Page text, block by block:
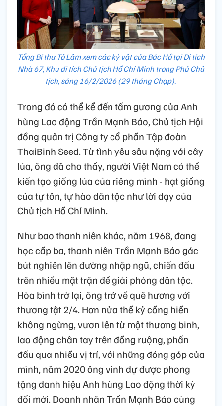
Tổng Bí thư Tô Lâm xem các kỷ vật của Bác Hồ tại Di tích
Nhà 67, Khu di tích Chủ tịch Hồ Chí Minh trong Phủ Chủ
tịch, sáng 16/2/2026 (29 tháng Chạp).
Trong đó có thể kể đến tấm gương của Anh
hùng Lao động Trần Mạnh Báo, Chủ tịch Hội
đồng quản trị Công ty cổ phần Tập đoàn
ThaiBinh Seed. Từ tình yêu sâu nặng với cây
lúa, ông đã cho thấy, người Việt Nam có thể
kiến tạo giống lúa của riêng mình - hạt giống
của tự tôn, tự hào dân tộc như lời dạy của
Chủ tịch Hồ Chí Minh.
Như bao thanh niên khác, năm 1968, đang
học cấp ba, thanh niên Trần Mạnh Báo gác
bút nghiên lên đường nhập ngũ, chiến đấu
trên nhiều mặt trận để giải phóng dân tộc.
Hòa bình trở lại, ông trở về quê hương với
thương tật 2/4. Hơn nửa thế kỷ cống hiến
không ngừng, vươn lên từ một thương binh,
lao động chân tay trên đồng ruộng, phấn
đấu qua nhiều vị trí, với những đóng góp của
mình, năm 2020 ông vinh dự được phong
tặng danh hiệu Anh hùng Lao động thời kỳ
đổi mới. Doanh nhân Trần Mạnh Báo cùng